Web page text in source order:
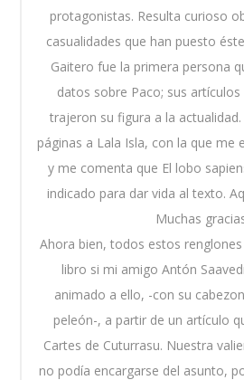
protagonistas. Resulta curioso
casualidades que han puesto
Gaitero fue la primera persona
datos sobre Paco; sus
trajeron su figura a la
páginas a Lala Isla, con la que me
y me comenta que El lobo
indicado para dar vida al texto.
Muchas
Ahora bien, todos estos
libro si mi amigo Antón
animado a ello, -con su
peleón-, a partir de un artículo
Cartes de Cuturrasu. Nuestra
no podía encargarse del asunto,